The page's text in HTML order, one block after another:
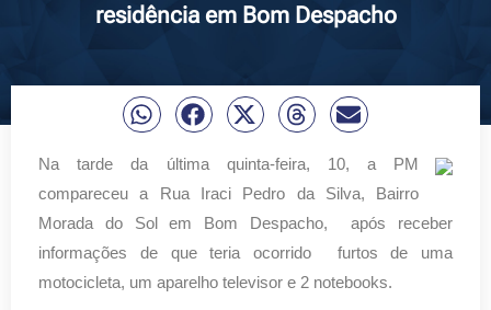
residência em Bom Despacho
Na tarde da última quinta-feira, 10, a PM
compareceu a Rua Iraci Pedro da Silva, Bairro
Morada do Sol em Bom Despacho, após receber
informações de que teria ocorrido furtos de uma
motocicleta, um aparelho televisor e 2 notebooks.